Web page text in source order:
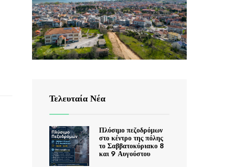
Τελευταία Νέα
Πλύσιμο πεζοδρόμων
στο κέντρο της πόλης
το Σαββατοκύριακο 8
και 9 Αυγούστου